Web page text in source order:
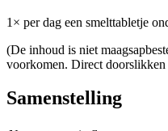
1× per dag een smelttabletje
(De inhoud is niet
voorkomen. Direct
Samenstelling